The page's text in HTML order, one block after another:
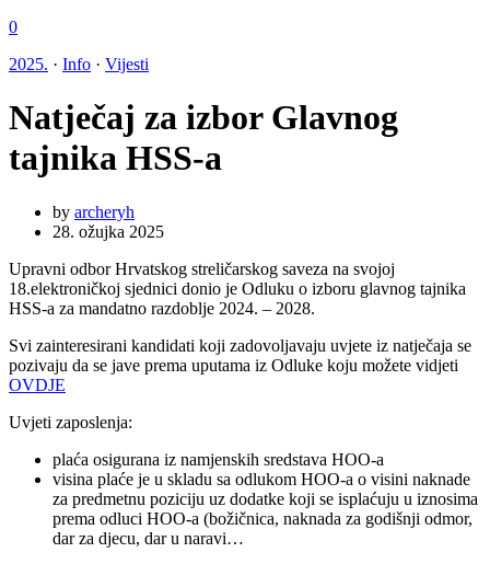
0
2025. · Info · Vijesti
Natječaj za izbor Glavnog
tajnika HSS-a
by archeryh
28. ožujka 2025
Upravni odbor Hrvatskog streličarskog saveza na svojoj
18.elektroničkoj sjednici donio je Odluku o izboru glavnog tajnika
HSS-a za mandatno razdoblje 2024. – 2028.
Svi zainteresirani kandidati koji zadovoljavaju uvjete iz natječaja se
pozivaju da se jave prema uputama iz Odluke koju možete vidjeti
OVDJE
Uvjeti zaposlenja:
plaća osigurana iz namjenskih sredstava HOO-a
visina plaće je u skladu sa odlukom HOO-a o visini naknade
za predmetnu poziciju uz dodatke koji se isplaćuju u iznosima
prema odluci HOO-a (božičnica, naknada za godišnji odmor,
dar za djecu, dar u naravi…